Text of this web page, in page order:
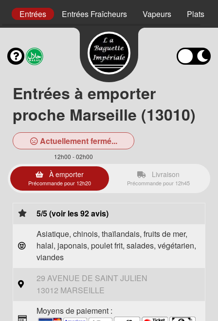
Entrées Entrées Fraîcheurs Vapeurs Plats au
Entrées à emporter
proche Marseille (13010)
Actuellement fermé...
12h00 - 02h00
À emporter
Précommande pour 12h20
Livraison
Précommande pour 12h45
5/5 (voir les 92 avis)
Asiatique, chinois, thaïlandais, fruits de mer,
halal, japonais, poulet frit, salades, végétarien,
viandes
29 AVENUE DE SAINT JULIEN
13012 MARSEILLE
Moyens de paiement :